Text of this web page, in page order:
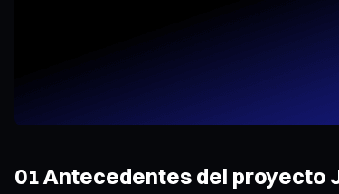
01 Antecedentes del proyecto